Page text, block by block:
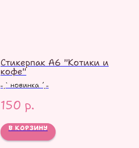
Стикерпак А6 "Котики и
кофе"
˗ˏˋ новинка ´ˎ˗
150 р.
В КОРЗИНУ